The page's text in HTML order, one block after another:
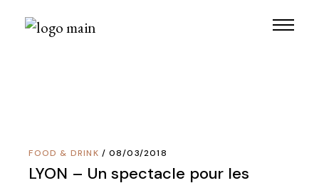
FOOD & DRINK 08/03/2018
LYON – Un spectacle pour les